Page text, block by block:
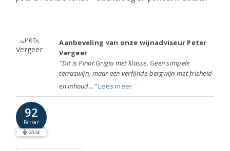
Aanbeveling van onze wijnadviseur Peter
Vergeer
"Dit is Pinot Grigio met klasse. Geen simpele
terraswijn, maar een verfijnde bergwijn met frisheid
en inhoud..."Lees meer
92
Parker
2024